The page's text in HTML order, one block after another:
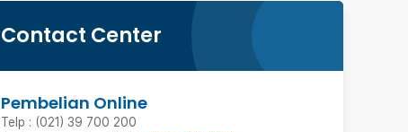
Contact Center
Pembelian Online
Telp : (021) 39 700 200